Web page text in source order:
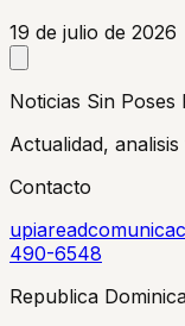
19 de julio de 2026
Noticias Sin Poses
Actualidad,
Contacto
490-6548
Republica